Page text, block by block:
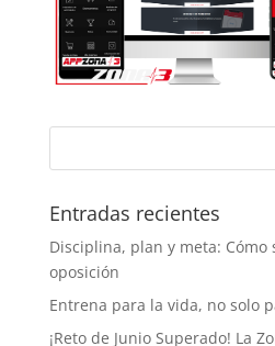
Entradas recientes
Disciplina, plan y meta: Cómo
oposición
Entrena para la vida, no solo
¡Reto de Junio Superado! La